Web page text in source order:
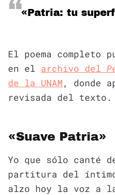
«Patria: tu
El poema completo
en el archivo del
de la UNAM , donde
revisada del texto.
«Suave Patria»
Yo que sólo canté
partitura del
alzo hoy la voz a